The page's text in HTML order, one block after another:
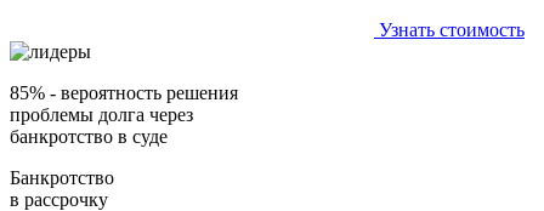
Узнать стоимость
85% - вероятность решения
проблемы долга через
банкротство в суде
Банкротство
в рассрочку